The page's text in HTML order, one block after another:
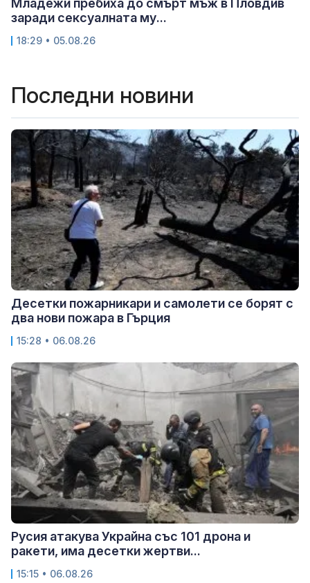
заради сексуалната му...
18:29 • 05.08.26
Последни новини
Десетки пожарникари и самолети се борят с
два нови пожара в Гърция
15:28 • 06.08.26
Русия атакува Украйна със 101 дрона и
ракети, има десетки жертви...
15:15 • 06.08.26